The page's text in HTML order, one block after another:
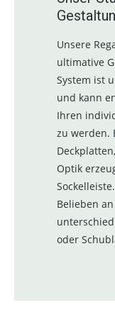
Unsere
ultimative
System ist
und kann
Ihren
zu werden.
Optik
Belieben
oder